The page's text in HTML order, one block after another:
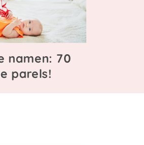
namen: 70
parels!